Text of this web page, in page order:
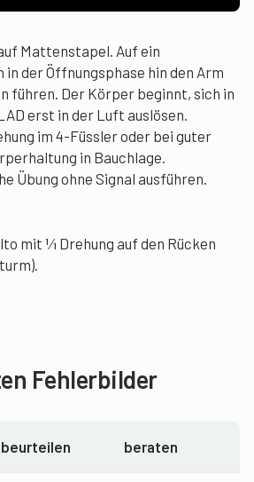
Mattenstapel. Auf ein
der Öffnungsphase hin den Arm
führen. Der Körper beginnt, sich in
erst in der Luft auslösen.
im 4-Füssler oder bei guter
in Bauchlage.
Übung ohne Signal ausführen.
mit 1⁄1 Drehung auf den Rücken
Fehlerbilder
beurteilen beraten